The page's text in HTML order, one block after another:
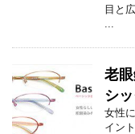
目と
...
老
シ
女性
イン